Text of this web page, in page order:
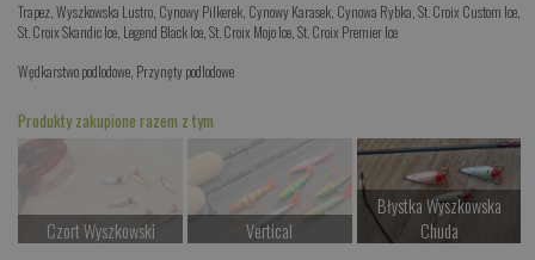
Trapez ,Wyszkowska Lustro Cynowy Pilkerek Cynowy Karasek Cynowa Rybka ,St. Croix Custom Ice
St. Croix Skandic Ice Legend Black Ice ,St. Croix Mojo Ice ,St. Croix Premier Ice
Wędkarstwo podlodowe Przynęty podlodowe
Produkty zakupione razem z tym
Czort Wyszkowski
Vertical
Błystka Wyszkowska
Chuda